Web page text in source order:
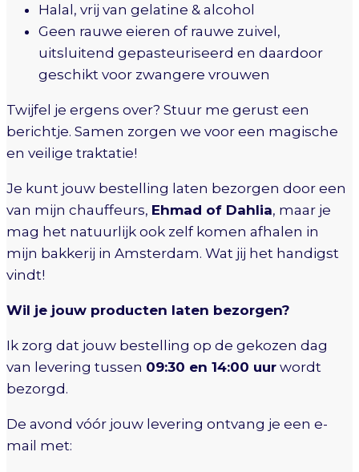
Halal, vrij van gelatine & alcohol
Geen rauwe eieren of rauwe zuivel,
uitsluitend gepasteuriseerd en daardoor
geschikt voor zwangere vrouwen
Twijfel je ergens over? Stuur me gerust een
berichtje. Samen zorgen we voor een magische
en veilige traktatie!
Je kunt jouw bestelling laten bezorgen door een
van mijn chauffeurs, Ehmad of Dahlia, maar je
mag het natuurlijk ook zelf komen afhalen in
mijn bakkerij in Amsterdam. Wat jij het handigst
vindt!
Wil je jouw producten laten bezorgen?
Ik zorg dat jouw bestelling op de gekozen dag
van levering tussen 09:30 en 14:00 uur wordt
bezorgd.
De avond vóór jouw levering ontvang je een e-
mail met: